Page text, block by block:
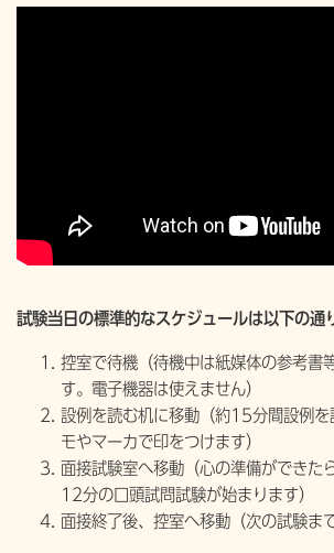
試験当日の標準的なスケジュールは以下の通
控室で待機（待機中は紙媒体の参考書
す。電子機器は使えません）
設例を読む机に移動（約15分間設例を
モやマーカで印をつけます）
面接試験室へ移動（心の準備ができた
12分の口頭試問試験が始まります）
面接終了後、控室へ移動（次の試験ま